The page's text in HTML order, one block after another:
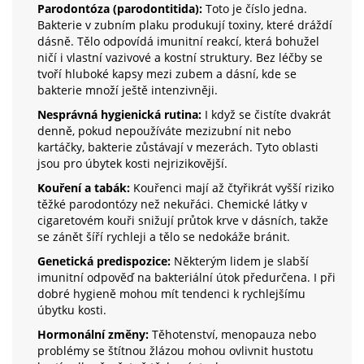
Parodontóza (parodontitida): Toto je číslo jedna.
Bakterie v zubním plaku produkují toxiny, které dráždí
dásně. Tělo odpovídá imunitní reakcí, která bohužel
ničí i vlastní vazivové a kostní struktury. Bez léčby se
tvoří hluboké kapsy mezi zubem a dásní, kde se
bakterie množí ještě intenzivněji.
Nesprávná hygienická rutina: I když se čistíte dvakrát
denně, pokud nepoužíváte mezizubní nit nebo
kartáčky, bakterie zůstávají v mezerách. Tyto oblasti
jsou pro úbytek kosti nejrizikovější.
Kouření a tabák: Kouřenci mají až čtyřikrát vyšší riziko
těžké parodontózy než nekuřáci. Chemické látky v
cigaretovém kouři snižují průtok krve v dásních, takže
se zánět šíří rychleji a tělo se nedokáže bránit.
Genetická predispozice: Některým lidem je slabší
imunitní odpověď na bakteriální útok předurčena. I při
dobré hygieně mohou mít tendenci k rychlejšímu
úbytku kosti.
Hormonální změny: Těhotenství, menopauza nebo
problémy se štítnou žlázou mohou ovlivnit hustotu